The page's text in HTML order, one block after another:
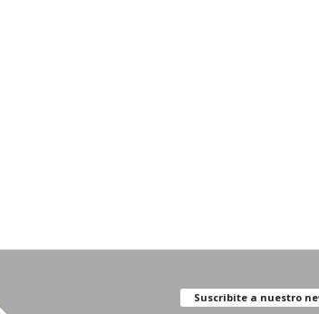
Suscribite a nuestro